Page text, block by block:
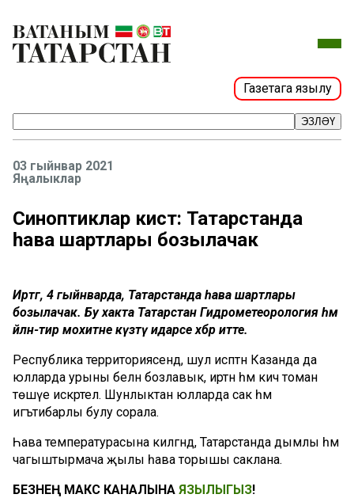
Газетага язылу
ЭЗЛӘҮ
03 гыйнвар 2021
Яңалыклар
Синоптиклар кисәтә: Татарстанда
һава шартлары бозылачак
Иртәгә, 4 гыйнварда, Татарстанда һава шартлары
бозылачак. Бу хакта Татарстан Гидрометеорология һәм
әйләнә-тирә мохитне күзәтү идарәсе хәбәр итте.
Республика территориясендә, шул исәптән Казанда да
юлларда урыны белән бозлавык, иртән һәм кич томан
төшүе искәртелә. Шунлыктан юлларда сак һәм
игътибарлы булу сорала.
Һава температурасына килгәндә, Татарстанда дымлы һәм
чагыштырмача җылы һава торышы саклана.
БЕЗНЕҢ МАКС КАНАЛЫНА ЯЗЫЛЫГЫЗ!